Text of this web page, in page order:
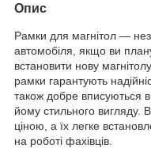
Опис
Рамки для магнітол —
автомобіля, якщо ви
встановити нову
рамки гарантують
також добре вписуються
йому стильного вигляду.
ціною, а їх легке
на роботі фахівців.